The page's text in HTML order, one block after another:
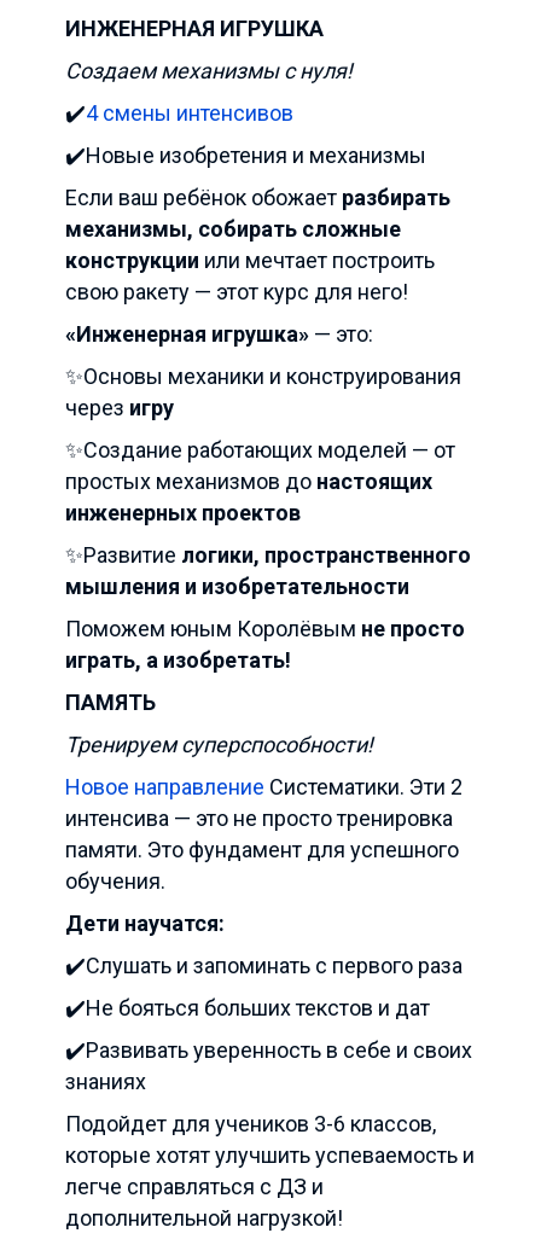
ИНЖЕНЕРНАЯ ИГРУШКА
Создаем механизмы с нуля!
✔️4 смены интенсивов
✔️Новые изобретения и механизмы
Если ваш ребёнок обожает разбирать
механизмы, собирать сложные
конструкции или мечтает построить
свою ракету — этот курс для него!
«Инженерная игрушка» — это:
✨Основы механики и конструирования
через игру
✨Создание работающих моделей — от
простых механизмов до настоящих
инженерных проектов
✨Развитие логики, пространственного
мышления и изобретательности
Поможем юным Королёвым не просто
играть, а изобретать!
ПАМЯТЬ
Тренируем суперспособности!
Новое направление Систематики. Эти 2
интенсива — это не просто тренировка
памяти. Это фундамент для успешного
обучения.
Дети научатся:
✔️Слушать и запоминать с первого раза
✔️Не бояться больших текстов и дат
✔️Развивать уверенность в себе и своих
знаниях
Подойдет для учеников 3-6 классов,
которые хотят улучшить успеваемость и
легче справляться с ДЗ и
дополнительной нагрузкой!